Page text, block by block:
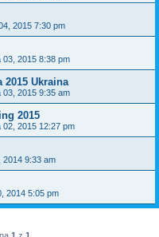
2015 7:30 pm
03, 2015 8:38 pm
2015 Ukraina
03, 2015 9:35 am
2015
02, 2015 12:27 pm
2014 9:33 am
2014 5:05 pm